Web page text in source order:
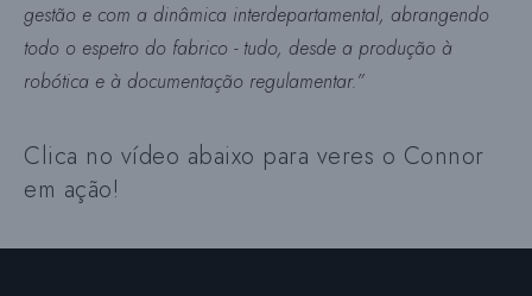
gestão e com a dinâmica interdepartamental, abrangendo
todo o espetro do fabrico - tudo, desde a produção à
robótica e à documentação regulamentar.”
Clica no vídeo abaixo para veres o Connor
em ação!